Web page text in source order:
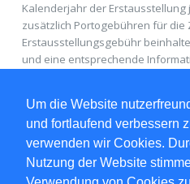
Um die Website
und fortlaufend verbessern
verwenden wir Cookies.
Nutzung der Website
Kalenderjahr der Erstausstellung
zusätzlich Portogebühren für die
Erstausstellungsgebühr
und eine entsprechende
Touristenfischereischeines und
erhält der Antragsteller einen
erfolgtem vollständigem
Fischereischein per